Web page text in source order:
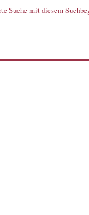
Suche mit diesem